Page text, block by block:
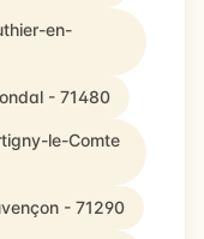
en-
- 71480
le-Comte
- 71290